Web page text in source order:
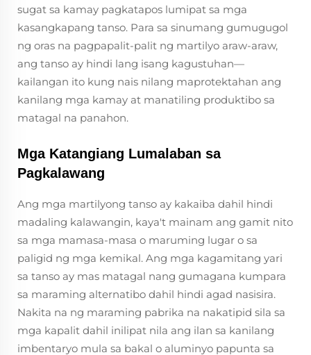
sugat sa kamay pagkatapos lumipat sa mga
kasangkapang tanso. Para sa sinumang gumugugol
ng oras na pagpapalit-palit ng martilyo araw-araw,
ang tanso ay hindi lang isang kagustuhan—
kailangan ito kung nais nilang maprotektahan ang
kanilang mga kamay at manatiling produktibo sa
matagal na panahon.
Mga Katangiang Lumalaban sa
Pagkalawang
Ang mga martilyong tanso ay kakaiba dahil hindi
madaling kalawangin, kaya't mainam ang gamit nito
sa mga mamasa-masa o maruming lugar o sa
paligid ng mga kemikal. Ang mga kagamitang yari
sa tanso ay mas matagal nang gumagana kumpara
sa maraming alternatibo dahil hindi agad nasisira.
Nakita na ng maraming pabrika na nakatipid sila sa
mga kapalit dahil inilipat nila ang ilan sa kanilang
imbentaryo mula sa bakal o aluminyo papunta sa